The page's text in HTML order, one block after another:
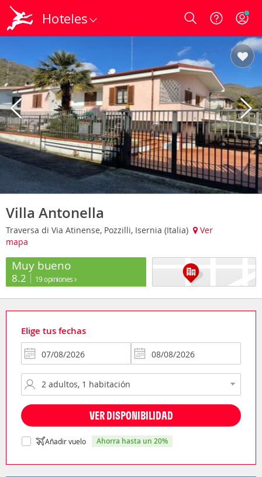
Hoteles Login
Villa Antonella
Traversa di Via Atinense, Pozzilli, Isernia (Italia)
Ver
mapa
Muy bueno
8.2 19 opiniones
Elige tus fechas
VER DISPONIBILIDAD
Añadir vuelo ahorra hasta un 20%